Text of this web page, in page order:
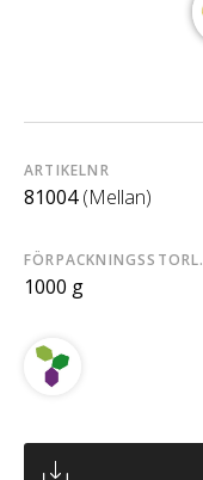
ARTIKELNR
81004 (Mellan)
FÖRPACKNINGSSTORL.
1000 g